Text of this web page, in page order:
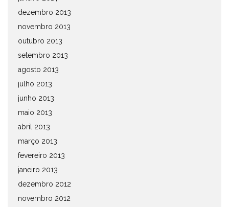
dezembro 2013
novembro 2013
outubro 2013
setembro 2013
agosto 2013
julho 2013
junho 2013
maio 2013
abril 2013
março 2013
fevereiro 2013
janeiro 2013
dezembro 2012
novembro 2012